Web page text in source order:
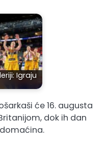
Igraju
će 16. augusta
dok ih dan